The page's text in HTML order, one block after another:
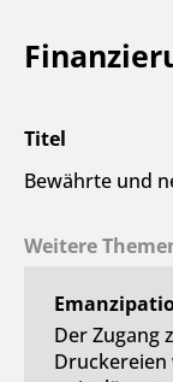
Titel
Bewährte und
Weitere
Der Zugang